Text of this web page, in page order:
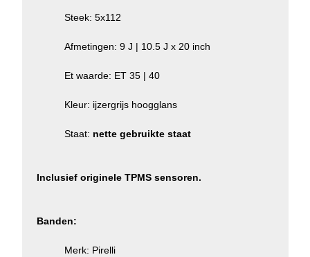
Steek: 5x112
Afmetingen: 9 J | 10.5 J x 20 inch
Et waarde: ET 35 | 40
Kleur: ijzergrijs hoogglans
Staat: nette gebruikte staat
Inclusief originele TPMS sensoren.
Banden:
Merk: Pirelli